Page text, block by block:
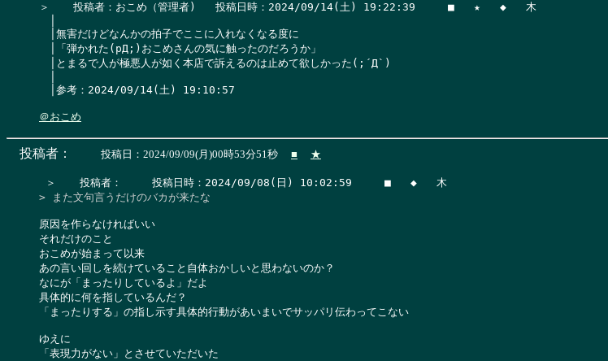
＞　  投稿者：おこめ（管理者)   投稿日時：2024/09/14(土) 19:22:39     ■   ★   ◆   木
│無害だけどなんかの拍子でここに入れなくなる度に
│「弾かれた(pД;)おこめさんの気に触ったのだろうか」
│とまるで人が極悪人が如く本店で訴えるのは止めて欲しかった(;´Д`)
│参考：2024/09/14(土) 19:10:57
＠おこめ
投稿者： 投稿日：2024/09/09(月)00時53分51秒 ■ ★
> また文句言うだけのバカが来たな
原因を作らなければいい
それだけのこと
おこめが始まって以来
あの言い回しを続けていること自体おかしいと思わないのか？
なにが「まったりしているよ」だよ
具体的に何を指しているんだ？
「まったりする」の指し示す具体的行動があいまいでサッパリ伝わってこない
ゆえに
「表現力がない」とさせていただいた